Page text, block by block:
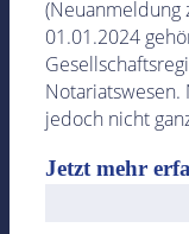
Jetzt mehr
(Neuanmeldung
01.01.2024
jedoch nicht
Jetzt mehr